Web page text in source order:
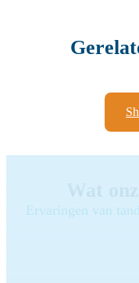
Ervaringen van